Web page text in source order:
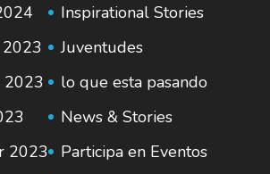
2023
2023
Inspirational Stories
Juventudes
lo que esta pasando
News & Stories
Participa en Eventos